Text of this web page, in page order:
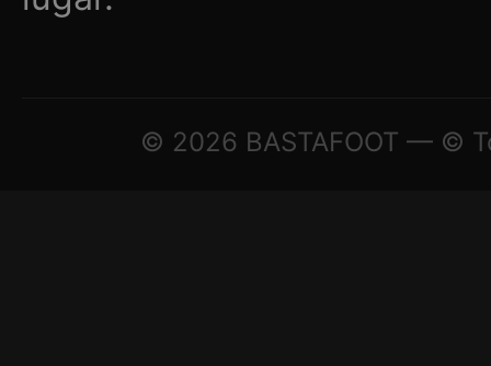
© 2026 BASTAFOOT — ©